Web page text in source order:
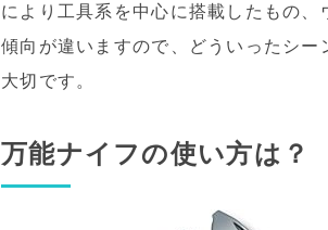
により工具系を中心に搭載したもの
傾向が違いますので、どういったシ
大切です。
万能ナイフの使い方は？